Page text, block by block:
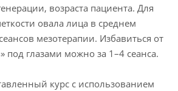
возраста пациента. Для
овала лица в среднем
мезотерапии. Избавиться от
под глазами можно за 1–4 сеанса.
курс с использованием